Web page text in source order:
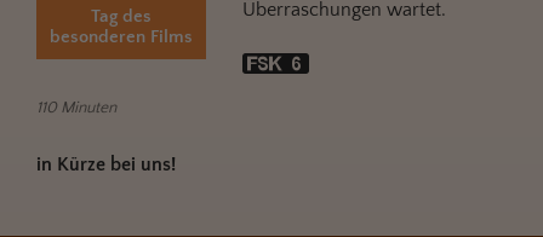
Tag des
besonderen Films
Überraschungen wartet.
110 Minuten
in Kürze bei uns!